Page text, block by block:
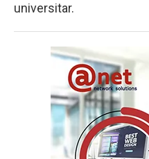
universitar.